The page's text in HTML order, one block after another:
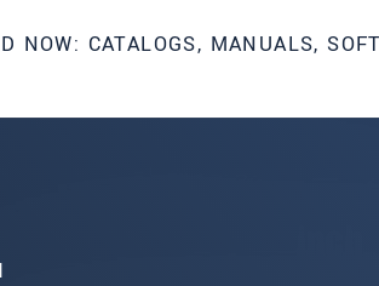
NOW: CATALOGS, MANUALS,
SPRÁVU